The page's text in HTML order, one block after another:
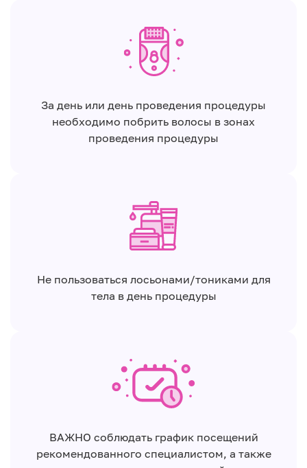
За день или день проведения процедуры
необходимо побрить волосы в зонах
проведения процедуры
Не пользоваться лосьонами/тониками для
тела в день процедуры
ВАЖНО соблюдать график посещений
рекомендованного специалистом, а также